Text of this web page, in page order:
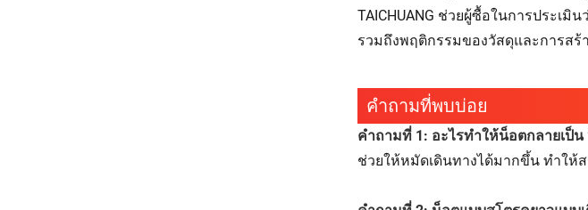
TAICHUANG ช่วยผู้ซื้อในการประ
รวมถึงพฤติกรรมของวัสดุและการสร้
คำถามที่พบบ่อย
คำถามที่ 1: อะไรทำให้น็อตกลายเป็น
ช่วยให้หมัดเดินทางได้มากขึ้น ทำให้